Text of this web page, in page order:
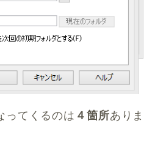
ってくるのは ４箇所ありま